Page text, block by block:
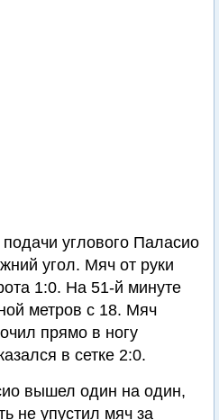
углового Паласио
угол. Мяч от руки
1:0. На 51-й минуте
метров с 18. Мяч
прямо в ногу
в сетке 2:0.
вышел один на один,
не упустил мяч за